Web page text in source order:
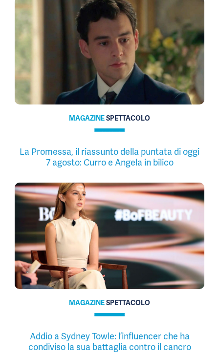
MAGAZINESPETTACOLO
La Promessa, il riassunto della puntata di oggi
7 agosto: Curro e Angela in bilico
MAGAZINESPETTACOLO
Addio a Sydney Towle: l’influencer che ha
condiviso la sua battaglia contro il cancro